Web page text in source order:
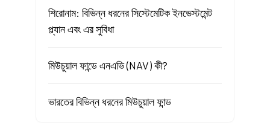
শিরোনাম: বিভিন্ন ধরনের সিস্টেমেটিক ইনভেস্টমেন্ট
প্ল্যান এবং এর সুবিধা
মিউচুয়াল ফান্ডে এনএভি (NAV) কী?
ভারতের বিভিন্ন ধরনের মিউচুয়াল ফান্ড